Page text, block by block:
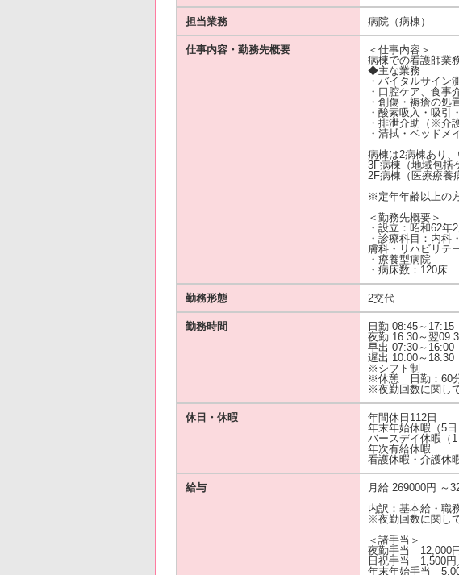
担当業務 病院（病棟）
仕事内容・勤務先概要
＜仕事内容＞
病棟での看護師業
◆主な業務
・バイタルサイン
・口腔ケア、食事
・創傷・褥瘡の処
・酸素吸入・吸引
・排泄介助（※介
・清拭・ベッドメ
病棟は2病棟あり、
3F病棟（地域包括
2F病棟（医療療養
※定年年齢以上の
＜勤務先概要＞
・設立：昭和62年2
・診療科目：内科
膚科・リハビリテ
・療養型病院
・病床数：120床
勤務形態 2交代
勤務時間
日勤 08:45～17:15
夜勤 16:30～翌
早出 07:30～16:00
遅出 10:00～18:30
※シフト制
※休憩 日勤：60
※夜勤回数に関し
休日・休暇
年間休日112日
年末年始休暇（5
バースデイ休暇（1
年次有給休暇
看護休暇・介護休
給与
月給 269000円 ～
内訳：基本給・職
※夜勤回数に関し
＜諸手当＞
夜勤手当 12,000
日祝手当 1,500円
年末年始手当